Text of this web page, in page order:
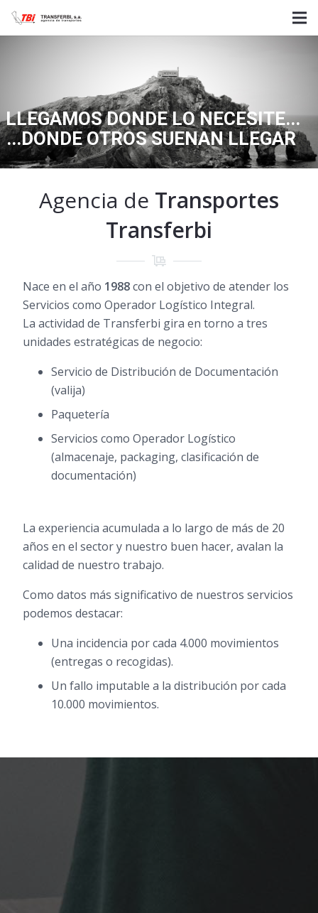
...DONDE OTROS SUEÑAN LLEGAR
LLEGAMOS DONDE LO NECESITE...
Agencia de Transportes
Transferbi
Nace en el año 1988con el objetivo de atender los
Servicios como Operador Logístico Integral.
La actividad de Transferbi gira en torno a tres
unidades estratégicas de negocio:
Servicio de Distribución de Documentación
(valija)
Paquetería
Servicios como Operador Logístico
(almacenaje, packaging, clasificación de
documentación)
La experiencia acumulada a lo largo de más de 20
años en el sector y nuestro buen hacer, avalan la
calidad de nuestro trabajo.
Como datos más significativo de nuestros servicios
podemos destacar:
Una incidencia por cada 4.000 movimientos
(entregas o recogidas).
Un fallo imputable a la distribución por cada
10.000 movimientos.